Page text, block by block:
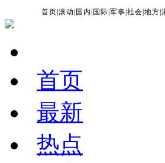
首页 |滚动 国内 国际 |军事 |社会 |地方 |
首页
最新
热点